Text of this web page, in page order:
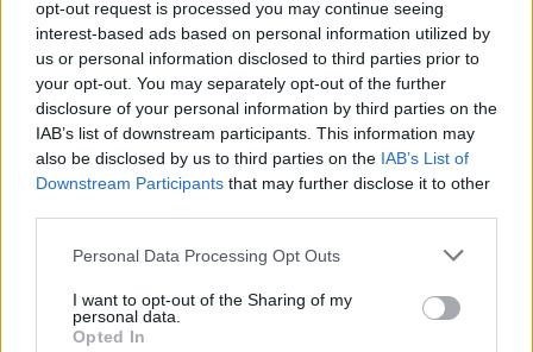
opt-out request is processed you may continue seeing
interest-based ads based on personal information utilized by
us or personal information disclosed to third parties prior to
your opt-out. You may separately opt-out of the further
disclosure of your personal information by third parties on the
IAB’s list of downstream participants. This information may
also be disclosed by us to third parties on the IAB’s List of
Downstream Participants that may further disclose it to other
Personal Data Processing Opt Outs
I want to opt-out of the Sharing of my
personal data.
Opted In
14 Ιανουαρίου 2026 15:45
Ωνάσειο Νοσοκομείο: Νέα
υπερσύγχρονη συσκευή μεταφοράς
καρδιάς ενισχύει τις μεταμοσχεύσεις
Συγχαρητήρια από τον Άδωνι Γεωργιάδη στον
πρόεδρο του Ωνασείου, καθηγητή Ιωάννη
Μπολέτη, και σε όλη την ομάδα του για...